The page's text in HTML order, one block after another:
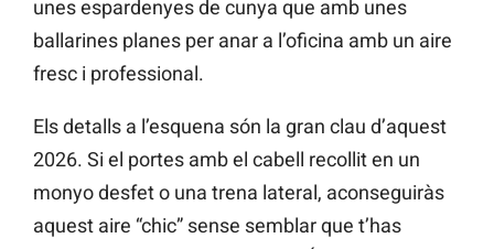
unes espardenyes de cunya que amb unes
ballarines planes per anar a l’oficina amb un aire
fresc i professional.
Els detalls a l’esquena són la gran clau d’aquest
2026. Si el portes amb el cabell recollit en un
monyo desfet o una trena lateral, aconseguiràs
aquest aire “chic” sense semblar que t’has